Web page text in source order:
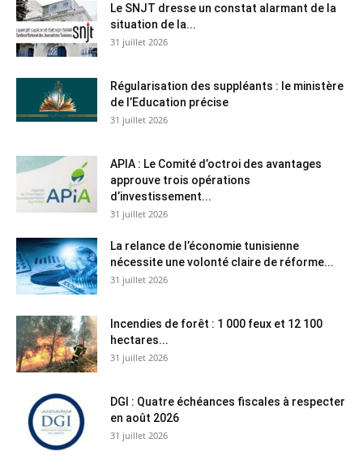
Le SNJT dresse un constat alarmant de la
situation de la...
31 juillet 2026
Régularisation des suppléants : le ministère
de l’Education précise
31 juillet 2026
APIA : Le Comité d’octroi des avantages
approuve trois opérations
d’investissement...
31 juillet 2026
La relance de l’économie tunisienne
nécessite une volonté claire de réforme...
31 juillet 2026
Incendies de forêt : 1 000 feux et 12 100
hectares...
31 juillet 2026
DGI : Quatre échéances fiscales à respecter
en août 2026
31 juillet 2026